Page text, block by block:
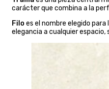
carácter que combina a la
Filo es el nombre elegido
elegancia a cualquier